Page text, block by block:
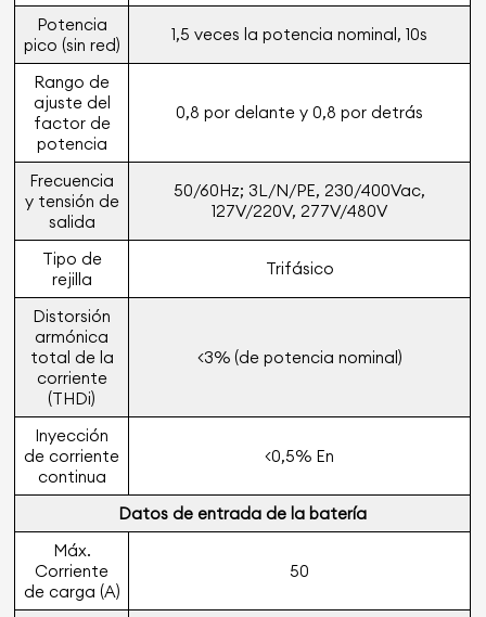
Potencia
pico (sin red)
1,5 veces la potencia nominal, 10s
Rango de
ajuste del
factor de
potencia
0,8 por delante y 0,8 por detrás
Frecuencia
y tensión de
salida
50/60Hz; 3L/N/PE, 230/400Vac,
127V/220V, 277V/480V
Tipo de
rejilla
Trifásico
Distorsión
armónica
total de la
corriente
(THDi)
<3% (de potencia nominal)
Inyección
de corriente
continua
<0,5% En
Datos de entrada de la batería
Máx.
Corriente
de carga (A)
50